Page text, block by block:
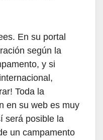
En su portal
según la
y si
Toda la
en su web es muy
será posible la
un campamento